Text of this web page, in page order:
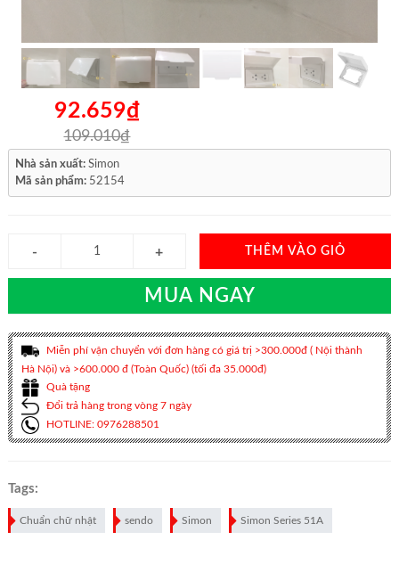
92.659₫
109.010₫
Nhà sản xuất: Simon
Mã sản phẩm: 52154
THÊM VÀO GIỎ
MUA NGAY
Miễn phí vận chuyển với đơn hàng có giá trị >300.000đ ( Nội thành
Hà Nội) và >600.000 đ (Toàn Quốc) (tối đa 35.000đ)
Quà tặng
Đổi trả hàng trong vòng 7 ngày
HOTLINE: 0976288501
Tags:
Chuẩn chữ nhật sendo Simon Simon Series 51A